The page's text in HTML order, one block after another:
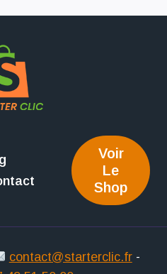
Voir
Le
Shop
contact@starterclic.fr-